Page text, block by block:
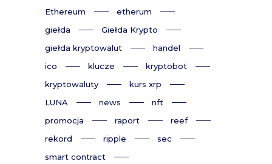
Ethereum
etherum
giełda
Giełda Krypto
giełda kryptowalut
handel
ico
klucze
kryptobot
kryptowaluty
kurs xrp
LUNA
news
nft
promocja
raport
reef
rekord
ripple
sec
smart contract